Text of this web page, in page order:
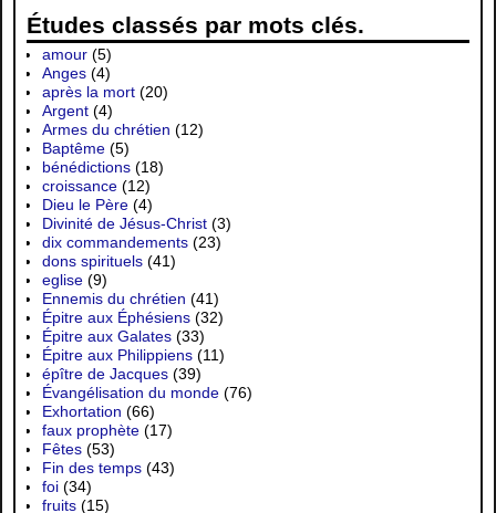
Études classés par mots clés.
amour (5)
Anges (4)
après la mort (20)
Argent (4)
Armes du chrétien (12)
Baptême (5)
bénédictions (18)
croissance (12)
Dieu le Père (4)
Divinité de Jésus-Christ (3)
dix commandements (23)
dons spirituels (41)
eglise (9)
Ennemis du chrétien (41)
Épitre aux Éphésiens (32)
Épitre aux Galates (33)
Épitre aux Philippiens (11)
épître de Jacques (39)
Évangélisation du monde (76)
Exhortation (66)
faux prophète (17)
Fêtes (53)
Fin des temps (43)
foi (34)
fruits (15)